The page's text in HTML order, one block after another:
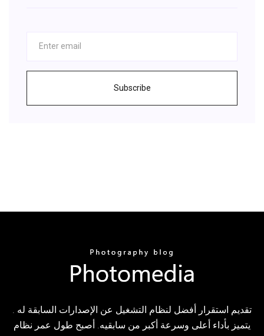
Subscribe
تقديم استقرار أفضل لنظام التشغيل عن الإصدارات السابقة له .
يتميز بأداء أعلى وسرعة أكبر من سابقيه. أصبح طول عمر نظام